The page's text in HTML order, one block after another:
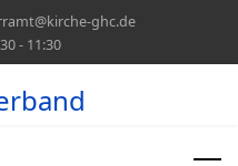
ghc.de
- 11:30